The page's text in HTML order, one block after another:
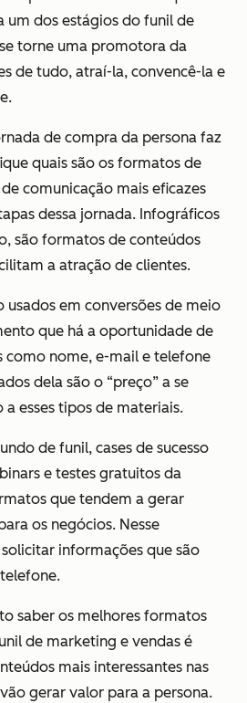
um dos estágios do funil de
torne uma promotora da
de tudo, atraí-la, convencê-la e
de compra da persona faz
quais são os formatos de
comunicação mais eficazes
dessa jornada. Infográficos
são formatos de conteúdos
a atração de clientes.
usados em conversões de meio
que há a oportunidade de
como nome, e-mail e telefone
dela são o “preço” a se
a esses tipos de materiais.
de funil, cases de sucesso
e testes gratuitos da
que tendem a gerar
os negócios. Nesse
informações que são
saber os melhores formatos
de marketing e vendas é
mais interessantes nas
gerar valor para a persona.